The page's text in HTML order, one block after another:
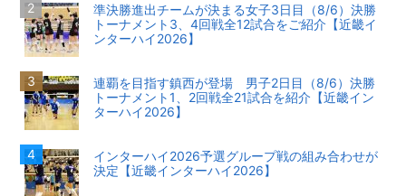
準決勝進出チームが決まる女子3日目（8/6）決勝
トーナメント3、4回戦全12試合をご紹介【近畿イ
ンターハイ2026】
連覇を目指す鎮西が登場 男子2日目（8/6）決勝
トーナメント1、2回戦全21試合を紹介【近畿イン
ターハイ2026】
インターハイ2026予選グループ戦の組み合わせが
決定【近畿インターハイ2026】